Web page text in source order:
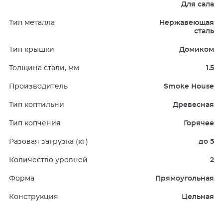
Для сала
Тип металла
Нержавеющая
сталь
Тип крышки Домиком
Толщина стали, мм 1.5
Производитель Smoke House
Тип коптильни Древесная
Тип копчения Горячее
Разовая загрузка (кг) до 5
Количество уровней 2
Форма Прямоугольная
Конструкция Цельная